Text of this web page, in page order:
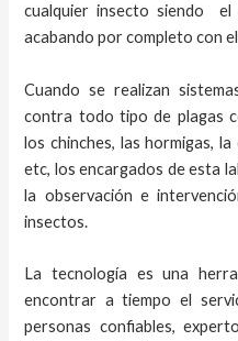
cualquier insecto siendo
acabando por completo con
Cuando se realizan
contra todo tipo de plagas
los chinches, las hormigas,
etc, los encargados de esta
la observación e
insectos.
La tecnología es una
encontrar a tiempo el
personas confiables,